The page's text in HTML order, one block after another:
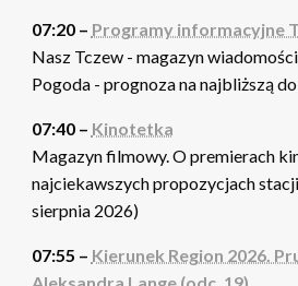
07:20 – Programy informacyjne
Nasz Tczew - magazyn
Pogoda - prognoza na najbliższą
07:40 – Kinotetka
Magazyn filmowy. O premierach
najciekawszych propozycjach
sierpnia 2026)
07:55 – Kierunek Region 2026.